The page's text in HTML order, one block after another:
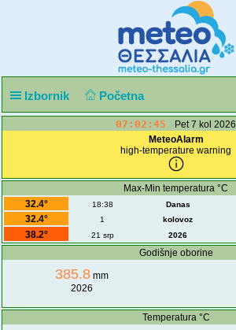
Izbornik Početna
07:02:45
Pet 7 kol 2026
MeteoAlarm
high-temperature warning
Max-Min temperatura °C
32.4°
18:38 Danas
32.4°
1 kolovoz
38.2°
21 srp 2026
Godišnje oborine
385.8 mm
2026
Temperatura °C